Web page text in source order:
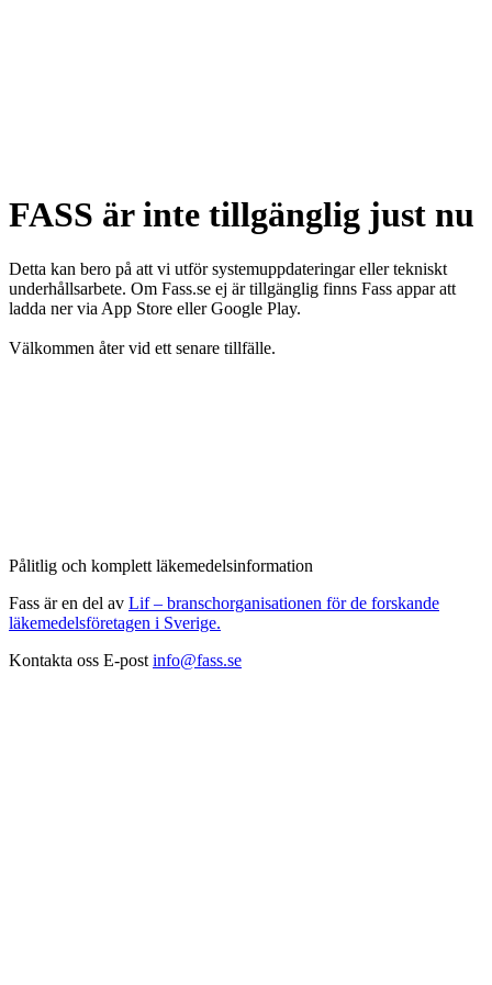
FASS är inte tillgänglig just nu
Detta kan bero på att vi utför systemuppdateringar eller tekniskt
underhållsarbete. Om Fass.se ej är tillgänglig finns Fass appar att
ladda ner via App Store eller Google Play.
Välkommen åter vid ett senare tillfälle.
Pålitlig och komplett läkemedelsinformation
Fass är en del av Lif – branschorganisationen för de forskande
läkemedelsföretagen i Sverige.
Kontakta oss E-post info@fass.se